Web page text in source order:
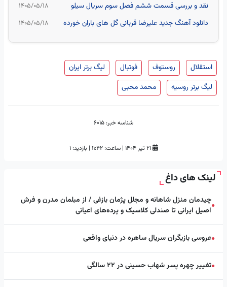
نقد و بررسی قسمت ششم فصل سوم سریال سیلو ۱۴۰۵/۰۵/۱۸
دانلود آهنگ جدید علیرضا قربانی گل های باران خورده ۱۴۰۵/۰۵/۱۸
استقلال روستوف فوتبال
لیگ برتر ایران
لیگ برتر روسیه
محمد محبی
شناسه خبر:
۲۱ تیر ۱۴۰۴ | ساعت: ۱۱:۴۲ | بازدید: 1
لینک های داغ
●چیدمان منزل شاهانه و مجلل پژمان بازغی / از مبلمان مدرن و فرش
اصیل ایرانی تا صندلی کلاسیک و پرده‌های اعیانی
●عروسی بازیگران سریال ساهره در دنیای واقعی
●تغییر چهره پسر شهاب حسینی در ۲۲ سالگی